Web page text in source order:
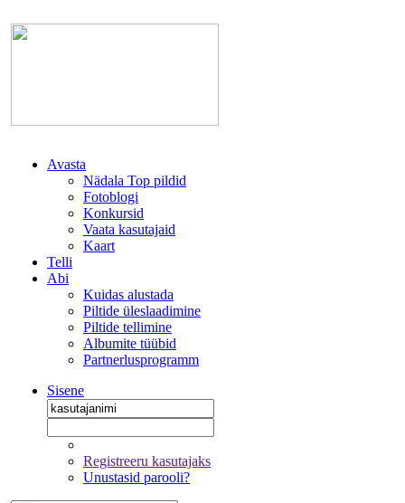
Avasta
Nädala Top pildid
Fotoblogi
Konkursid
Vaata kasutajaid
Kaart
Telli
Abi
Kuidas alustada
Piltide üleslaadimine
Piltide tellimine
Albumite tüübid
Partnerlusprogramm
Sisene
Registreeru kasutajaks
Unustasid parooli?